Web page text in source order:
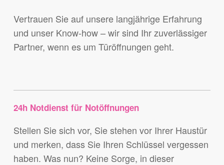
Vertrauen Sie auf unsere langjährige Erfahrung
und unser Know-how – wir sind Ihr zuverlässiger
Partner, wenn es um Türöffnungen geht.
24h Notdienst für Notöffnungen
Stellen Sie sich vor, Sie stehen vor Ihrer Haustür
und merken, dass Sie Ihren Schlüssel vergessen
haben. Was nun? Keine Sorge, in dieser